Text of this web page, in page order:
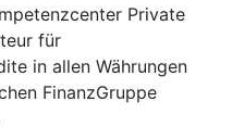
Private
für
in allen Währungen
FinanzGruppe